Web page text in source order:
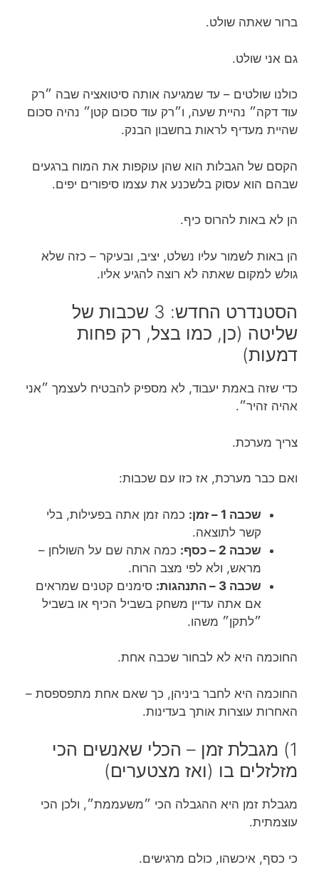
ברור שאתה שולט.
גם אני שולט.
כולנו שולטים – עד שמגיעה אותה סיטואציה שבה ״רק
עוד דקה״ נהיית שעה, ו״רק עוד סכום קטן״ נהיה סכום
שהיית מעדיף לראות בחשבון הבנק.
הקסם של הגבלות הוא שהן עוקפות את המוח ברגעים
שבהם הוא עסוק בלשכנע את עצמו סיפורים יפים.
הן לא באות להרוס כיף.
הן באות לשמור עליו נשלט, יציב, ובעיקר – כזה שלא
גולש למקום שאתה לא רוצה להגיע אליו.
הסטנדרט החדש: 3 שכבות של
שליטה (כן, כמו בצל, רק פחות
דמעות)
כדי שזה באמת יעבוד, לא מספיק להבטיח לעצמך ״אני
אהיה זהיר״.
צריך מערכת.
ואם כבר מערכת, אז כזו עם שכבות:
שכבה 1 – זמן:
כמה זמן אתה בפעילות, בלי
קשר לתוצאה.
שכבה 2 – כסף:
כמה אתה שם על השולחן –
מראש, ולא לפי מצב הרוח.
שכבה 3 – התנהגות:
סימנים קטנים שמראים
אם אתה עדיין משחק בשביל הכיף או בשביל
״לתקן״ משהו.
החוכמה היא לא לבחור שכבה אחת.
החוכמה היא לחבר ביניהן, כך שאם אחת מתפספסת –
האחרות עוצרות אותך בעדינות.
1) מגבלת זמן – הכלי שאנשים הכי
מזלזלים בו (ואז מצטערים)
מגבלת זמן היא ההגבלה הכי ״משעממת״, ולכן הכי
עוצמתית.
כי כסף, איכשהו, כולם מרגישים.